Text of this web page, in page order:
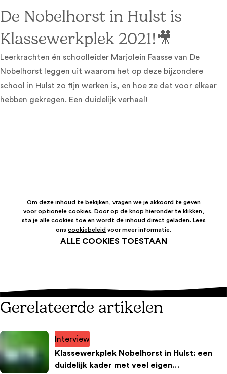
De Nobelhorst in Hulst is
Klassewerkplek 2021!🎥
Leerkrachten én schoolleider Marjolein Faasse van De
Nobelhorst leggen uit waarom het op deze bijzondere
school in Hulst zo fijn werken is, en hoe ze dat voor elkaar
hebben gekregen. Een duidelijk verhaal!
Om deze inhoud te bekijken, vragen we je akkoord te geven
voor optionele cookies. Door op de knop hieronder te klikken,
sta je alle cookies toe en wordt de inhoud direct geladen. Lees
ons cookiebeleid voor meer informatie.
ALLE COOKIES TOESTAAN
Gerelateerde artikelen
Interview
Klassewerkplek Nobelhorst in Hulst: een
duidelijk kader met veel eigen